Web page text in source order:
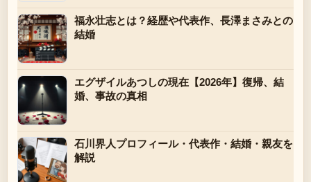
福永壮志とは？経歴や代表作、長澤まさみとの
結婚
エグザイルあつしの現在【2026年】復帰、結
婚、事故の真相
石川界人プロフィール・代表作・結婚・親友を
解説